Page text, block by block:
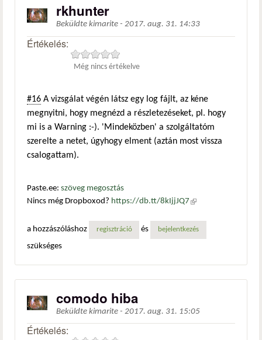
rkhunter
Beküldte kimarite - 2017. aug. 31. 14:33
Értékelés:
Még nincs értékelve
#16 A vizsgálat végén látsz egy log fájlt, az kéne
megnyitni, hogy megnézd a részletezéseket, pl. hogy
mi is a Warning :-). 'Mindeközben' a szolgáltatóm
szerelte a netet, úgyhogy elment (aztán most vissza
csalogattam).
Paste.ee: szöveg megosztás
Nincs még Dropboxod? https://db.tt/8kIjjJQ7 (külső
a hozzászóláshoz
regisztráció és bejelentkezés
szükséges
comodo hiba
Beküldte kimarite - 2017. aug. 31. 15:05
Értékelés: